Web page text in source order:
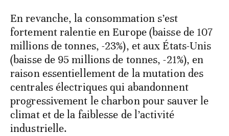
En revanche, la consommation s’est
fortement ralentie en Europe (baisse de 107
millions de tonnes, -23%), et aux États-Unis
(baisse de 95 millions de tonnes, -21%), en
raison essentiellement de la mutation des
centrales électriques qui abandonnent
progressivement le charbon pour sauver le
climat et de la faiblesse de l’activité
industrielle.